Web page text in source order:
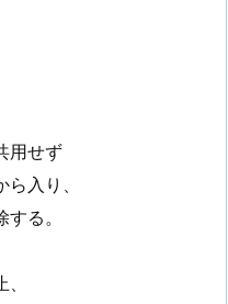
用せず
入り、
る。